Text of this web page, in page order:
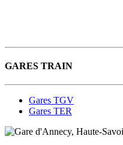
GARES TRAIN
Gares TGV
Gares TER